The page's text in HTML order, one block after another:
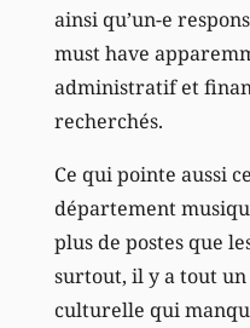
ainsi qu’un-e
must have
administratif et
recherchés.
Ce qui pointe aussi
département
plus de postes que
surtout, il y a tout
culturelle qui